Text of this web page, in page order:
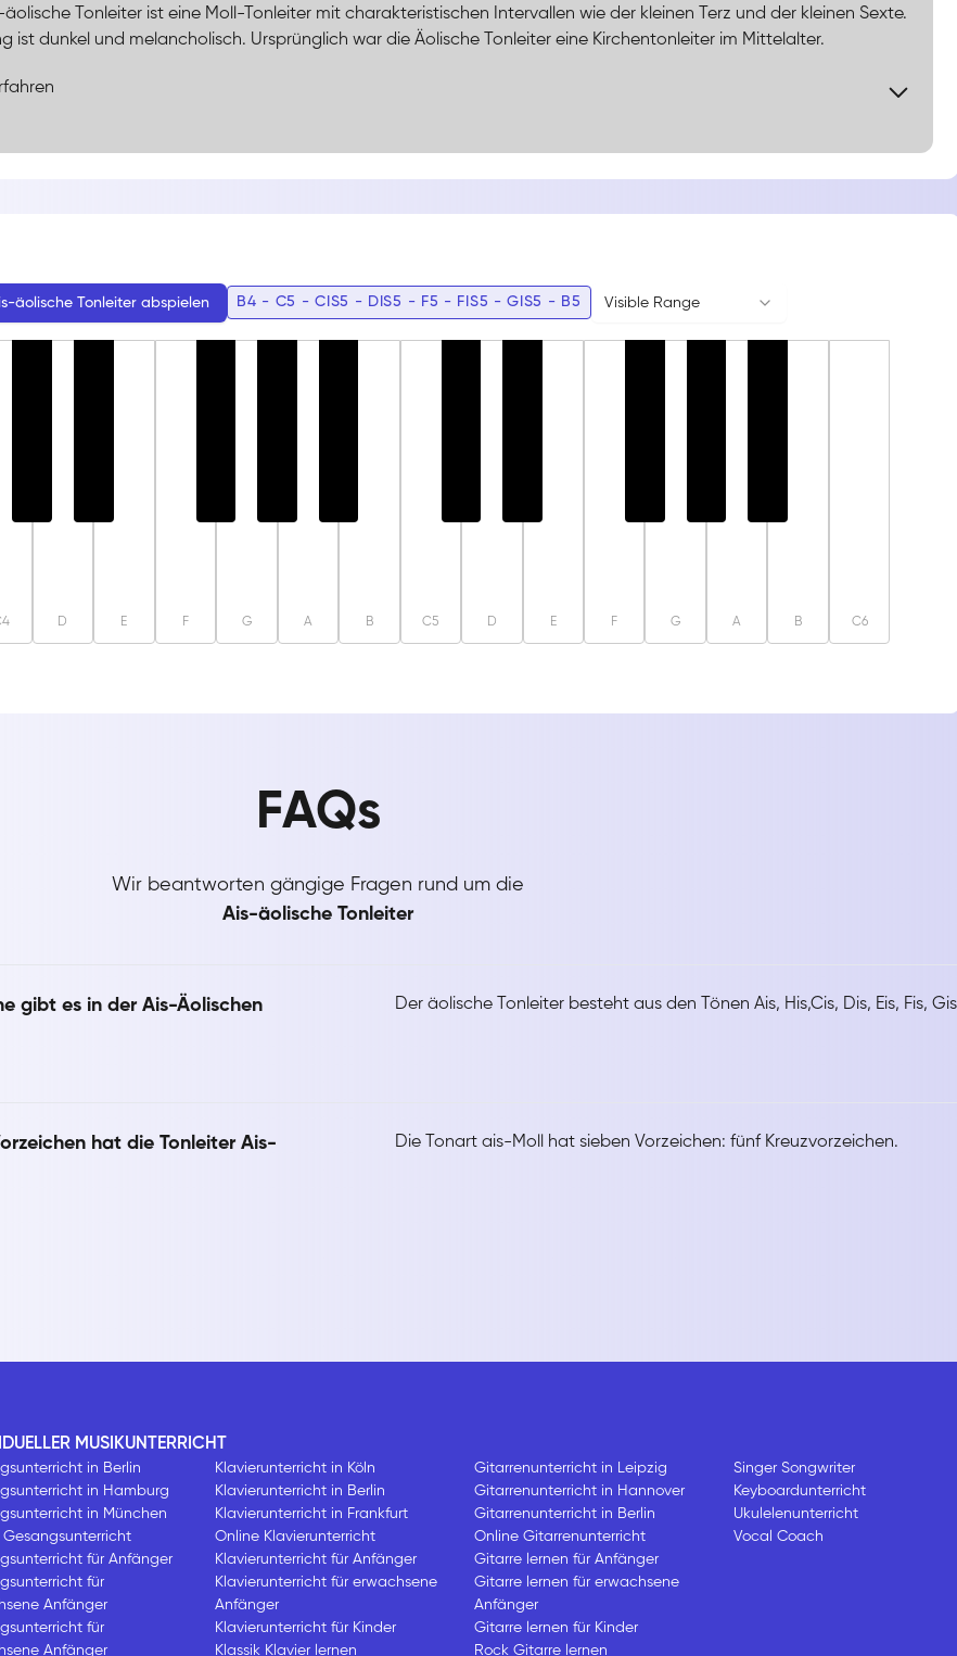
äolische Tonleiter ist eine Moll-Tonleiter mit charakteristischen Intervallen wie der kleinen Terz und der kleinen Sexte.
ist dunkel und melancholisch. Ursprünglich war die Äolische Tonleiter eine Kirchentonleiter im Mittelalter.
äolische Tonleiter abspielen B4 - C5 - CIS5 - DIS5 - F5 - FIS5 - GIS5 - B5 Visible Range
D E F G A B C5 D E F G A B C6
FAQs
Wir beantworten gängige Fragen rund um die
Ais-äolische Tonleiter
gibt es in der Ais-Äolischen
Der äolische Tonleiter besteht aus den Tönen Ais, His,Cis, Dis, Eis, Fis, Gis
hat die Tonleiter Ais-
Die Tonart ais-Moll hat sieben Vorzeichen: fünf Kreuzvorzeichen.
MUSIKUNTERRICHT
in Berlin
in Hamburg
in München
Gesangsunterricht
für Anfänger
für
Anfänger
für
Anfänger
Klavierunterricht in Köln
Klavierunterricht in Berlin
Klavierunterricht in Frankfurt
Online Klavierunterricht
Klavierunterricht für Anfänger
Klavierunterricht für erwachsene
Anfänger
Klavierunterricht für Kinder
Klassik Klavier lernen
Gitarrenunterricht in Leipzig
Gitarrenunterricht in Hannover
Gitarrenunterricht in Berlin
Online Gitarrenunterricht
Gitarre lernen für Anfänger
Gitarre lernen für erwachsene
Anfänger
Gitarre lernen für Kinder
Rock Gitarre lernen
Singer Songwriter
Keyboardunterricht
Ukulelenunterricht
Vocal Coach